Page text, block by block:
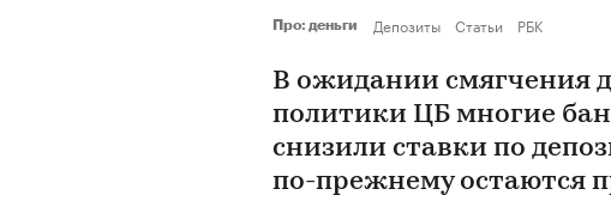
Про: деньги Депозиты Статьи РБК
В ожидании смягчения
политики ЦБ многие
снизили ставки по
по-прежнему остаются